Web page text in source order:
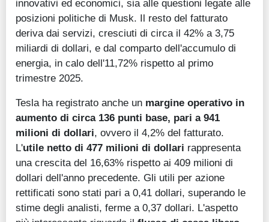
innovativi ed economici, sia alle questioni legate alle
posizioni politiche di Musk. Il resto del fatturato
deriva dai servizi, cresciuti di circa il 42% a 3,75
miliardi di dollari, e dal comparto dell'accumulo di
energia, in calo dell'11,72% rispetto al primo
trimestre 2025.
Tesla ha registrato anche un margine operativo in
aumento di circa 136 punti base, pari a 941
milioni di dollari, ovvero il 4,2% del fatturato.
L'utile netto di 477 milioni di dollari rappresenta
una crescita del 16,63% rispetto ai 409 milioni di
dollari dell'anno precedente. Gli utili per azione
rettificati sono stati pari a 0,41 dollari, superando le
stime degli analisti, ferme a 0,37 dollari. L'aspetto